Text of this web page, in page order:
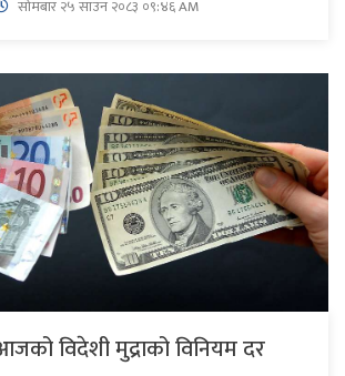
सोमबार २५ साउन २०८३ ०९:४६ AM
विदेशी मुद्राको विनियम दर